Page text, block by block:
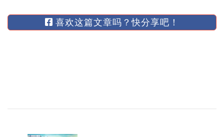
喜欢这篇文章吗？快分享吧！